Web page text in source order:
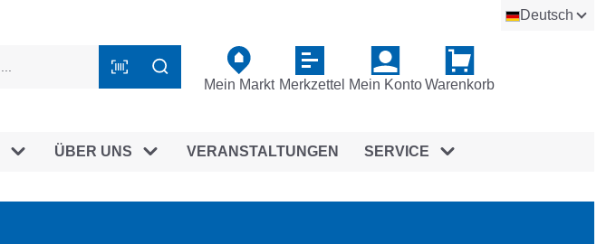
Deutsch
Mein Markt Merkzettel Mein KontoWarenkorb
ÜBER UNS VERANSTALTUNGEN SERVICE